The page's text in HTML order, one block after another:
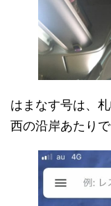
はまなす号は、
西の沿岸あたり